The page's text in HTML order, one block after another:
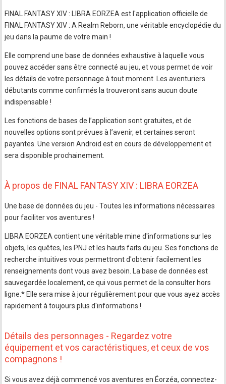
FINAL FANTASY XIV : LIBRA EORZEA est l'application officielle de
FINAL FANTASY XIV : A Realm Reborn, une véritable encyclopédie du
jeu dans la paume de votre main !
Elle comprend une base de données exhaustive à laquelle vous
pouvez accéder sans être connecté au jeu, et vous permet de voir
les détails de votre personnage à tout moment. Les aventuriers
débutants comme confirmés la trouveront sans aucun doute
indispensable !
Les fonctions de bases de l’application sont gratuites, et de
nouvelles options sont prévues à l’avenir, et certaines seront
payantes. Une version Android est en cours de développement et
sera disponible prochainement.
À propos de FINAL FANTASY XIV : LIBRA EORZEA
Une base de données du jeu - Toutes les informations nécessaires
pour faciliter vos aventures !
LIBRA EORZEA contient une véritable mine d'informations sur les
objets, les quêtes, les PNJ et les hauts faits du jeu. Ses fonctions de
recherche intuitives vous permettront d'obtenir facilement les
renseignements dont vous avez besoin. La base de données est
sauvegardée localement, ce qui vous permet de la consulter hors
ligne.* Elle sera mise à jour régulièrement pour que vous ayez accès
rapidement à toujours plus d'informations !
Détails des personnages - Regardez votre
équipement et vos caractéristiques, et ceux de vos
compagnons !
Si vous avez déjà commencé vos aventures en Éorzéa, connectez-